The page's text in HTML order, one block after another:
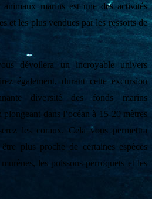
animaux marins est une des activités
et les plus vendues par les ressorts de
dévoilera un incroyable univers
également, durant cette excursion
diversité des fonds marins
dans l’océan à 15-20 mètres
les coraux. Cela vous permettra
plus proche de certaines espèces
les poissons-perroquets et les